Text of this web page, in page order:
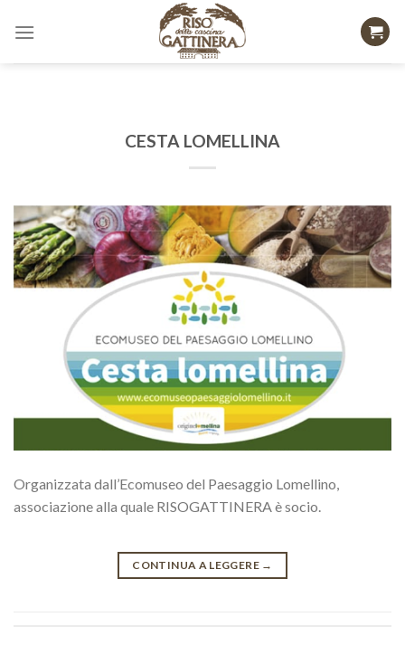
CESTA LOMELLINA
Organizzata dall’Ecomuseo del Paesaggio Lomellino,
associazione alla quale RISOGATTINERA è socio.
CONTINUA A LEGGERE →